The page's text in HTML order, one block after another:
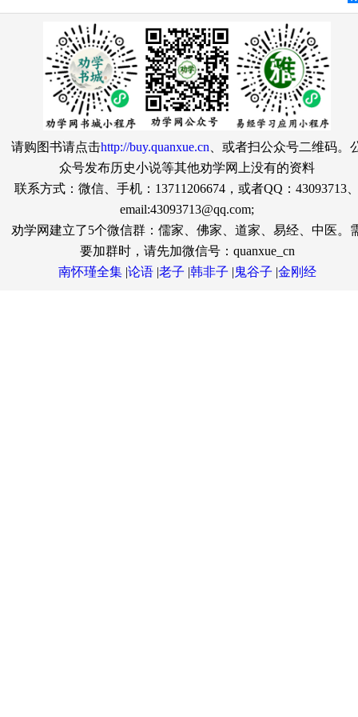
请购图书请点击http://buy.quanxue.cn 、或者扫公众号二维码。
众号发布历史小说等其他劝学网上没有的资料
联系方式：微信、手机：13711206674，或者QQ：43093713
email:43093713@qq.com;
劝学网建立了5个微信群：儒家、佛家、道家、易经、中医。
要加群时，请先加微信号：quanxue_cn
南怀瑾全集|论语|老子 |韩非子 |鬼谷子 |金刚经